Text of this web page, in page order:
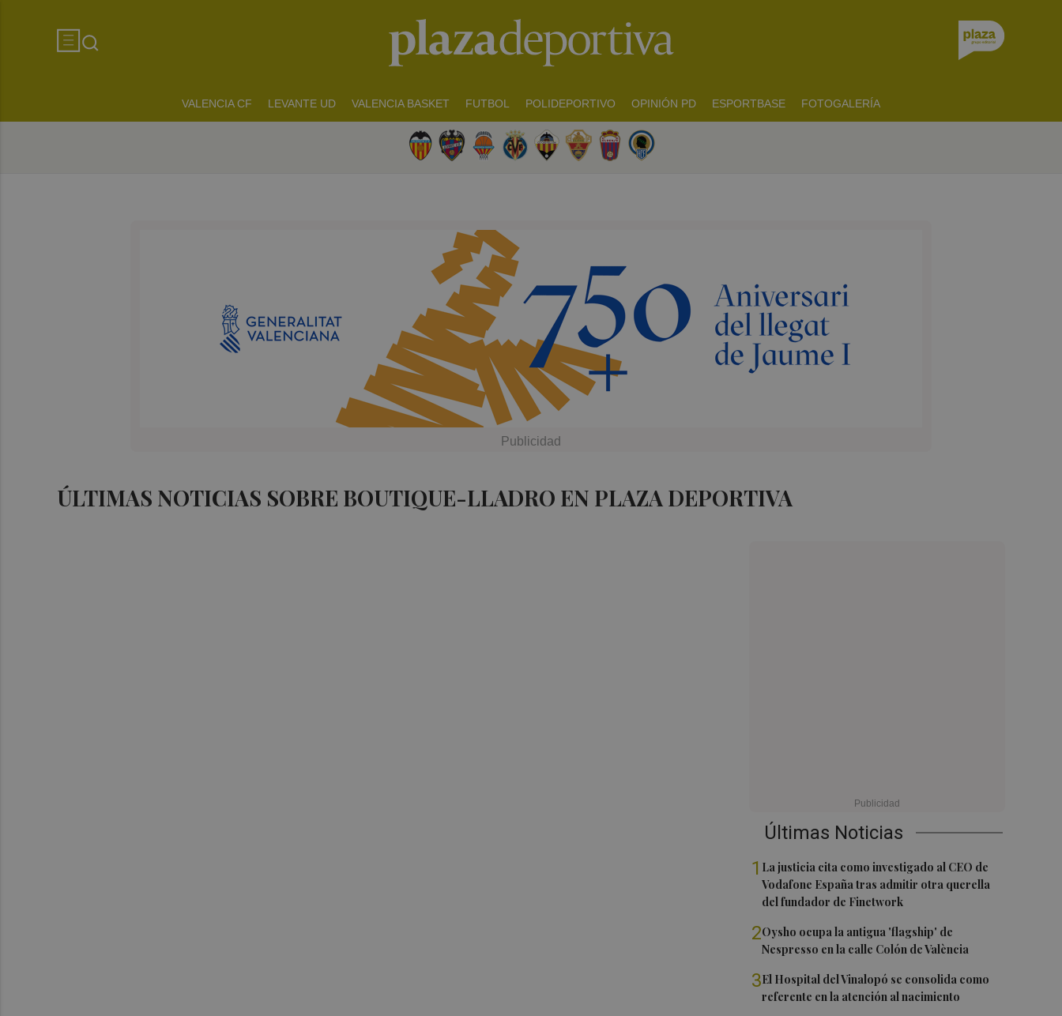
VALENCIA CF LEVANTE UD VALENCIA BASKET FUTBOL POLIDEPORTIVO OPINIÓN PD ESPORTBASE FOTOGALERÍA
ÚLTIMAS NOTICIAS SOBRE BOUTIQUE-LLADRO EN PLAZA DEPORTIVA
Últimas Noticias
1 La justicia cita como investigado al CEO de
Vodafone España tras admitir otra querella
del fundador de Finetwork
2Oysho ocupa la antigua 'flagship' de
Nespresso en la calle Colón de València
3El Hospital del Vinalopó se consolida como
referente en la atención al nacimiento